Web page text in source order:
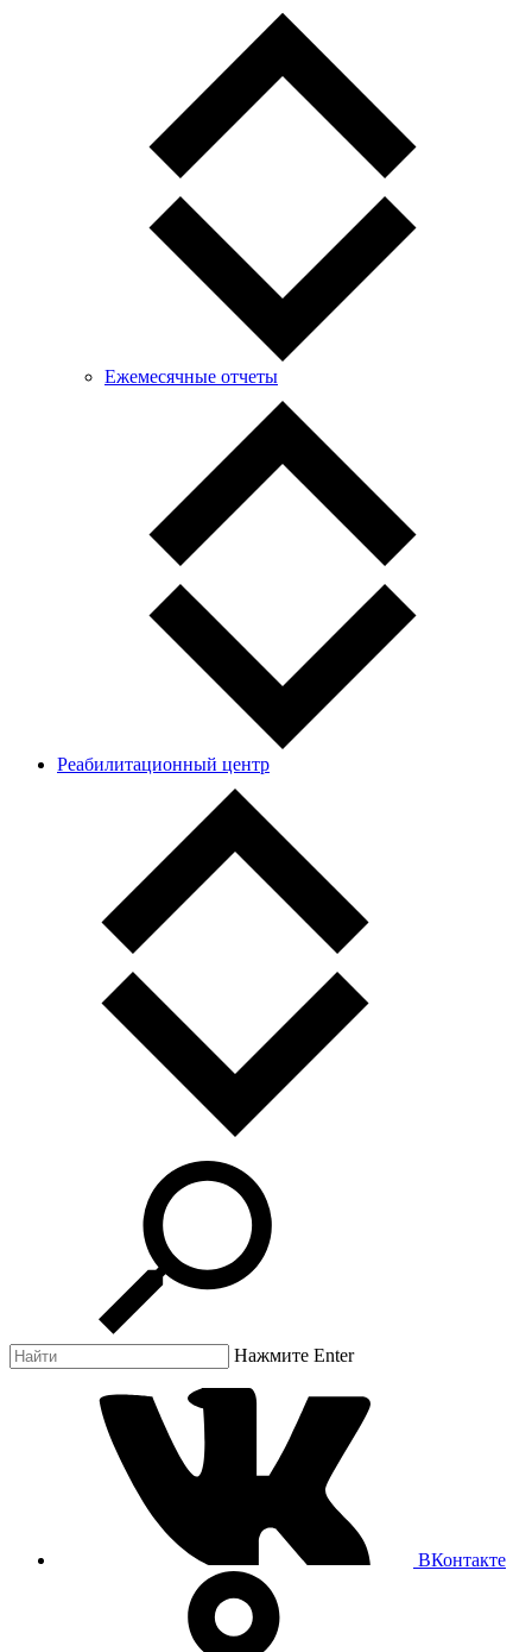
Ежемесячные отчеты
Реабилитационный центр
Нажмите Enter
ВКонтакте